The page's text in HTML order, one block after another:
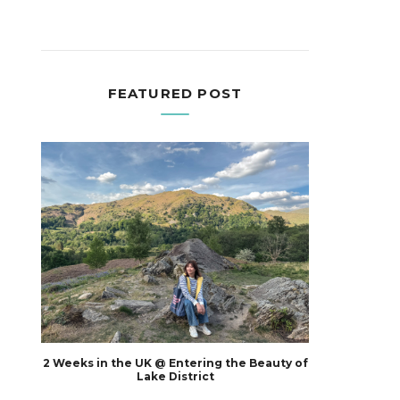
FEATURED POST
2 Weeks in the UK @ Entering the Beauty of
Lake District